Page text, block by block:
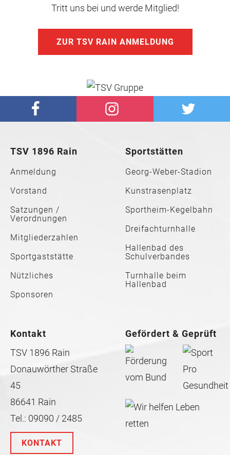
Tritt uns bei und werde Mitglied!
ZUR TSV RAIN ANMELDUNG
TSV 1896 Rain
Anmeldung
Vorstand
Satzungen /
Verordnungen
Mitgliederzahlen
Sportgaststätte
Nützliches
Sponsoren
Sportstätten
Georg-Weber-Stadion
Kunstrasenplatz
Sportheim-Kegelbahn
Dreifachturnhalle
Hallenbad des
Schulverbandes
Turnhalle beim
Hallenbad
Kontakt
TSV 1896 Rain
Donauwörther Straße
45
86641 Rain
Tel.: 09090 / 2485
KONTAKT
Gefördert & Geprüft